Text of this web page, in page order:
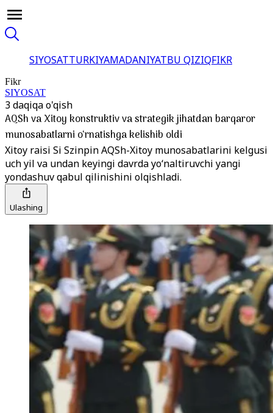
SIYOSATTURKIYAMADANIYATBU QIZIQFIKR
Fikr
SIYOSAT
3 daqiqa o'qish
AQSh va Xitoy konstruktiv va strategik jihatdan barqaror
munosabatlarni o‘rnatishga kelishib oldi
Xitoy raisi Si Szinpin AQSh-Xitoy munosabatlarini kelgusi
uch yil va undan keyingi davrda yo‘naltiruvchi yangi
yondashuv qabul qilinishini olqishladi.
Ulashing